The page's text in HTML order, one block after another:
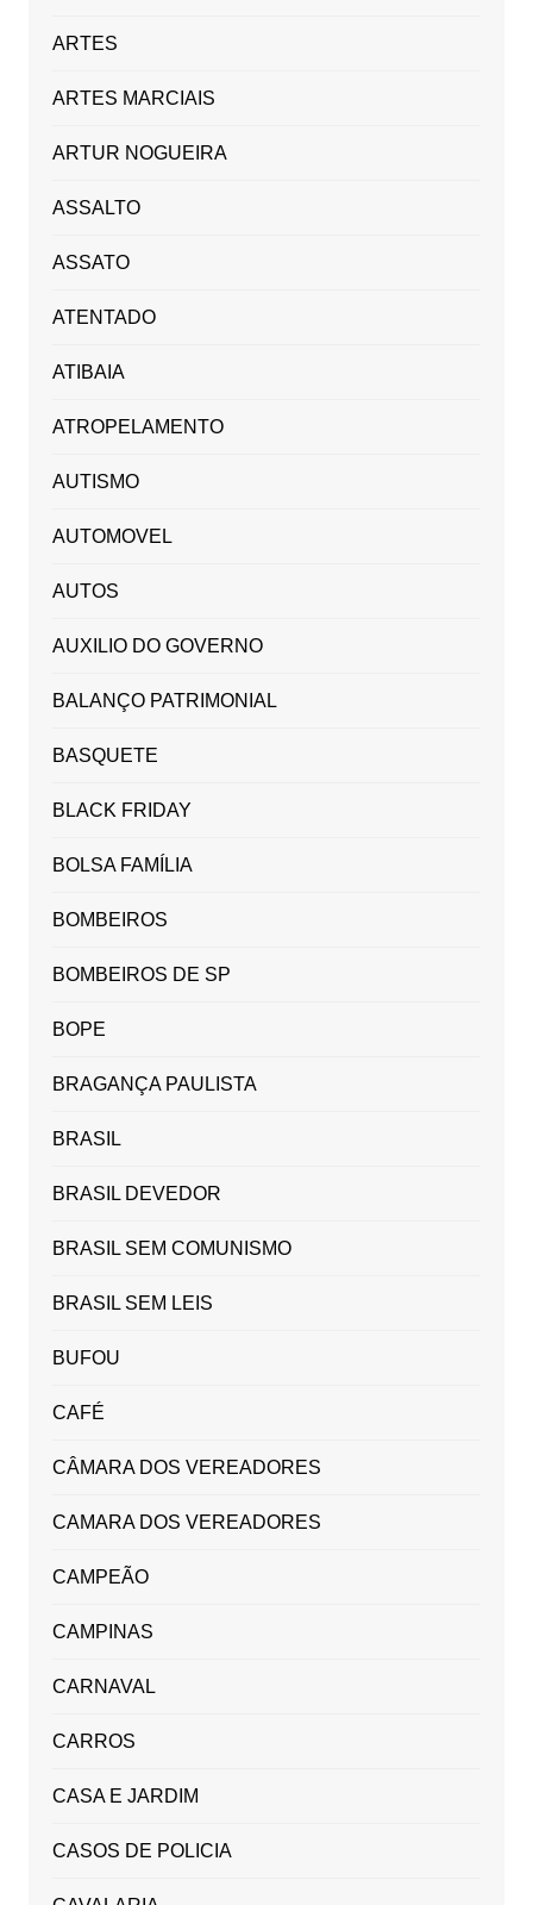
ARTES
ARTES MARCIAIS
ARTUR NOGUEIRA
ASSALTO
ASSATO
ATENTADO
ATIBAIA
ATROPELAMENTO
AUTISMO
AUTOMOVEL
AUTOS
AUXILIO DO GOVERNO
BALANÇO PATRIMONIAL
BASQUETE
BLACK FRIDAY
BOLSA FAMÍLIA
BOMBEIROS
BOMBEIROS DE SP
BOPE
BRAGANÇA PAULISTA
BRASIL
BRASIL DEVEDOR
BRASIL SEM COMUNISMO
BRASIL SEM LEIS
BUFOU
CAFÉ
CÂMARA DOS VEREADORES
CAMARA DOS VEREADORES
CAMPEÃO
CAMPINAS
CARNAVAL
CARROS
CASA E JARDIM
CASOS DE POLICIA